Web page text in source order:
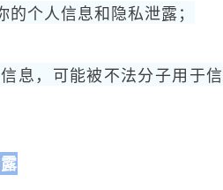
个人信息和隐私泄露；
息，可能被不法分子用于信